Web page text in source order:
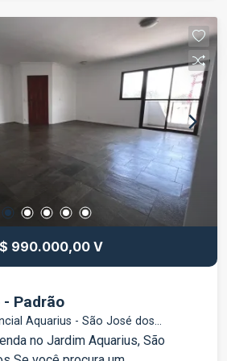
familiares. Cozinha: Moderna e
para preparar deliciosas
Um espaço projetado
lazer, ideal para churrascos e
Serviço: Praticidade no dia a
bem planejada. 4 Vagas
espaço para estacionar seus
234 m² de Área
de sobra para viver com
de morar em um dos
990.000,00 V
Padrão
Aquarius - São José dos
no Jardim Aquarius, São